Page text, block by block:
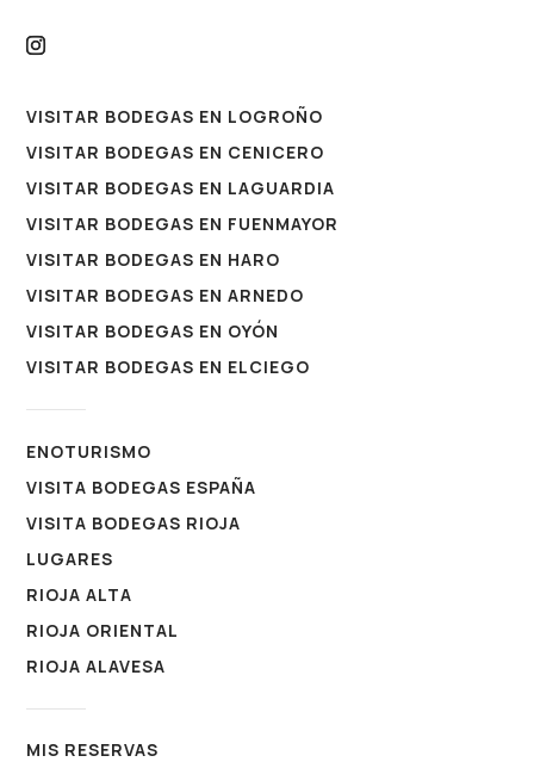
VISITAR BODEGAS EN LOGROÑO
VISITAR BODEGAS EN CENICERO
VISITAR BODEGAS EN LAGUARDIA
VISITAR BODEGAS EN FUENMAYOR
VISITAR BODEGAS EN HARO
VISITAR BODEGAS EN ARNEDO
VISITAR BODEGAS EN OYÓN
VISITAR BODEGAS EN ELCIEGO
ENOTURISMO
VISITA BODEGAS ESPAÑA
VISITA BODEGAS RIOJA
LUGARES
RIOJA ALTA
RIOJA ORIENTAL
RIOJA ALAVESA
MIS RESERVAS